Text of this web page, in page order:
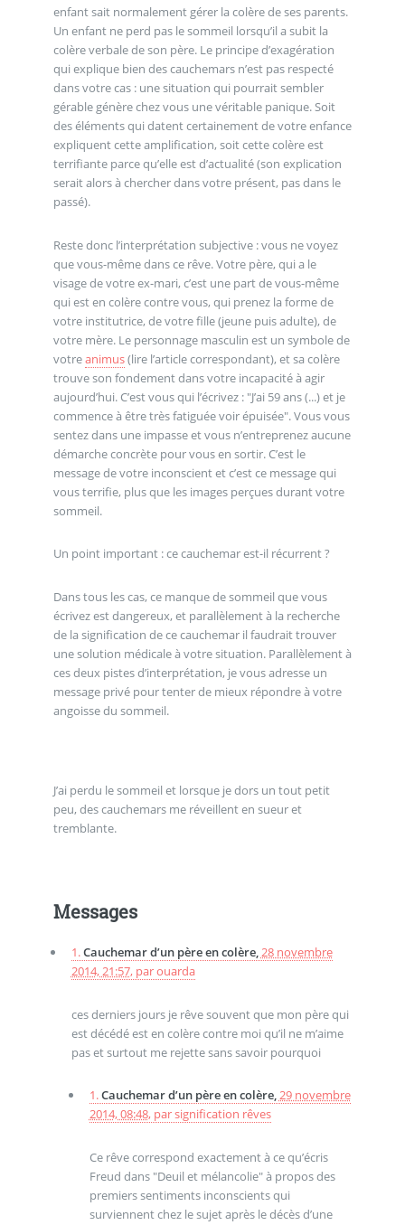
enfant sait normalement gérer la colère de ses parents.
Un enfant ne perd pas le sommeil lorsqu’il a subit la
colère verbale de son père. Le principe d’exagération
qui explique bien des cauchemars n’est pas respecté
dans votre cas : une situation qui pourrait sembler
gérable génère chez vous une véritable panique. Soit
des éléments qui datent certainement de votre enfance
expliquent cette amplification, soit cette colère est
terrifiante parce qu’elle est d’actualité (son explication
serait alors à chercher dans votre présent, pas dans le
passé).
Reste donc l’interprétation subjective : vous ne voyez
que vous-même dans ce rêve. Votre père, qui a le
visage de votre ex-mari, c’est une part de vous-même
qui est en colère contre vous, qui prenez la forme de
votre institutrice, de votre fille (jeune puis adulte), de
votre mère. Le personnage masculin est un symbole de
votreanimus(lire l’article correspondant), et sa colère
trouve son fondement dans votre incapacité à agir
aujourd’hui. C’est vous qui l’écrivez : "J’ai 59 ans (...) et je
commence à être très fatiguée voir épuisée". Vous vous
sentez dans une impasse et vous n’entreprenez aucune
démarche concrète pour vous en sortir. C’est le
message de votre inconscient et c’est ce message qui
vous terrifie, plus que les images perçues durant votre
sommeil.
Un point important : ce cauchemar est-il récurrent ?
Dans tous les cas, ce manque de sommeil que vous
écrivez est dangereux, et parallèlement à la recherche
de la signification de ce cauchemar il faudrait trouver
une solution médicale à votre situation. Parallèlement à
ces deux pistes d’interprétation, je vous adresse un
message privé pour tenter de mieux répondre à votre
angoisse du sommeil.
J’ai perdu le sommeil et lorsque je dors un tout petit
peu, des cauchemars me réveillent en sueur et
tremblante.
Messages
1.Cauchemar d’un père en colère,28 novembre
2014, 21:57, parouarda
ces derniers jours je rêve souvent que mon père qui
est décédé est en colère contre moi qu’il ne m’aime
pas et surtout me rejette sans savoir pourquoi
1.Cauchemar d’un père en colère,29 novembre
2014, 08:48, parsignification rêves
Ce rêve correspond exactement à ce qu’écris
Freud dans "Deuil et mélancolie" à propos des
premiers sentiments inconscients qui
surviennent chez le sujet après le décès d’une